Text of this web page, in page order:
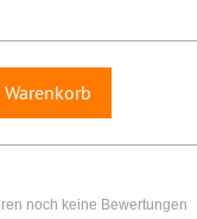
noch keine Bewertungen